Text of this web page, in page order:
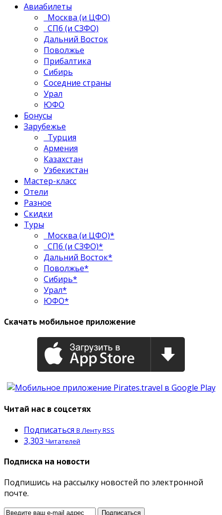
Авиабилеты
Москва (и ЦФО)
СПб (и СЗФО)
Дальний Восток
Поволжье
Прибалтика
Сибирь
Соседние страны
Урал
ЮФО
Бонусы
Зарубежье
Турция
Армения
Казахстан
Узбекистан
Мастер-класс
Отели
Разное
Скидки
Туры
Москва (и ЦФО)*
СПб (и СЗФО)*
Дальний Восток*
Поволжье*
Сибирь*
Урал*
ЮФО*
Скачать мобильное приложение
Читай нас в соцсетях
Подписаться В Ленту RSS
3,303 Читателей
Подписка на новости
Подпишись на рассылку новостей по электронной
почте.